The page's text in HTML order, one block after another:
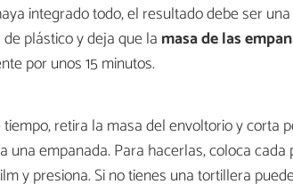
integrado todo, el resultado debe ser
plástico y deja que la masa de las
por unos 15 minutos.
retira la masa del envoltorio y corta
una empanada. Para hacerlas, coloca
y presiona. Si no tienes una tortillera